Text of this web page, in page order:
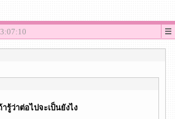
ารู้ว่าต่อไปจะเป็นยังไง